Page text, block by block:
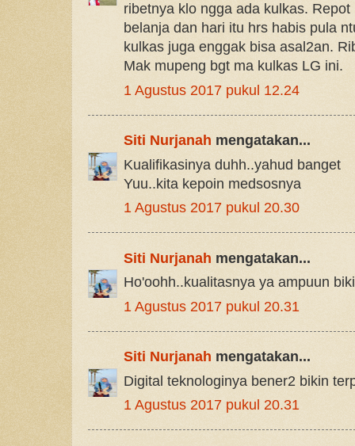
ribetnya klo ngga ada kulkas.
belanja dan hari itu hrs habis pula
kulkas juga enggak bisa asal2an.
Mak mupeng bgt ma kulkas LG ini.
1 Agustus 2017 pukul 12.24
Siti Nurjanah mengatakan...
Kualifikasinya duhh..yahud banget
Yuu..kita kepoin medsosnya
1 Agustus 2017 pukul 20.30
Siti Nurjanah mengatakan...
Ho'oohh..kualitasnya ya ampuun
1 Agustus 2017 pukul 20.31
Siti Nurjanah mengatakan...
Digital teknologinya bener2 bikin
1 Agustus 2017 pukul 20.31